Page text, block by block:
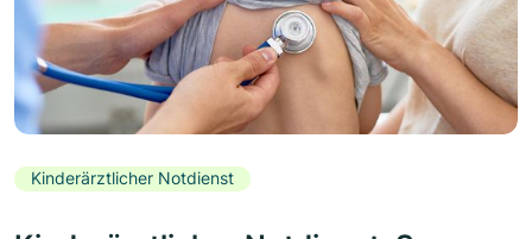
Kinderärztlicher Notdienst